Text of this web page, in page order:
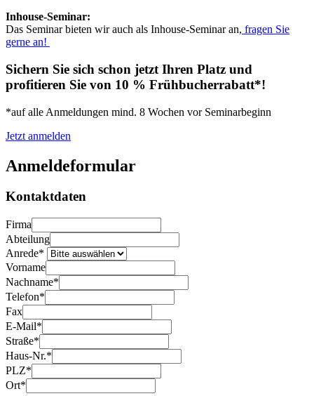
Inhouse-Seminar:
Das Seminar bieten wir auch als Inhouse-Seminar an, fragen Sie
gerne an!
Sichern Sie sich schon jetzt Ihren Platz und
profitieren Sie von 10 % Frühbucherrabatt*!
*auf alle Anmeldungen mind. 8 Wochen vor Seminarbeginn
Jetzt anmelden
Anmeldeformular
Kontaktdaten
Firma
Abteilung
Anrede*
Vorname
Nachname*
Telefon*
Fax
E-Mail*
Straße*
Haus-Nr.*
PLZ*
Ort*